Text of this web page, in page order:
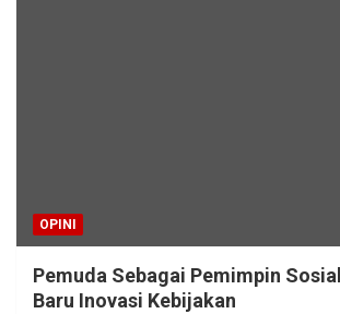
OPINI
Pemuda Sebagai Pemimpin
Baru Inovasi Kebijakan